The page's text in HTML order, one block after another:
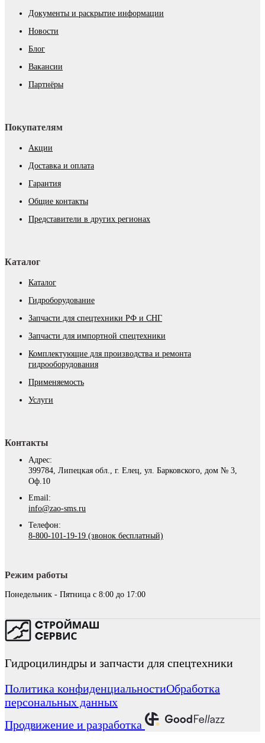
Документы и раскрытие информации
Новости
Блог
Вакансии
Партнёры
Покупателям
Акции
Доставка и оплата
Гарантия
Общие контакты
Представители в других регионах
Каталог
Каталог
Гидроборудование
Запчасти для спецтехники РФ и СНГ
Запчасти для импортной спецтехники
Комплектующие для производства и ремонта
гидрооборудования
Применяемость
Услуги
Контакты
Адрес:
399784, Липецкая обл., г. Елец, ул. Барковского, дом № 3,
Оф.10
Email:
info@zao-sms.ru
Телефон:
8-800-101-19-19 (звонок бесплатный)
Режим работы
Понедельник - Пятница с 8:00 до 17:00
Гидроцилиндры и запчасти для спецтехники
Политика конфиденциальностиОбработка
персональных данных
Продвижение и разработка